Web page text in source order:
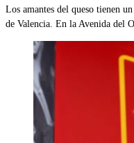
Los amantes del queso tienen
de Valencia. En la Avenida del